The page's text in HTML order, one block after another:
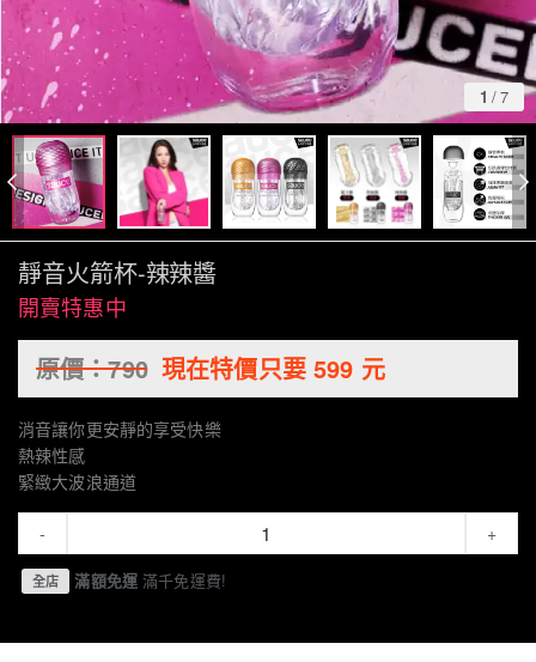
1 /7
靜音火箭杯-辣辣醬
開賣特惠中
原價：790 現在特價只要 599 元
消音讓你更安靜的享受快樂
熱辣性感
緊緻大波浪通道
- +
全店 滿額免運 滿千免運費!